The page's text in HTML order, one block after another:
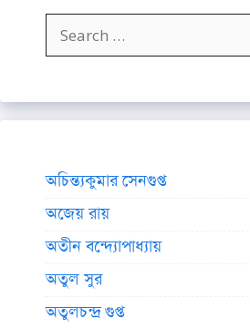
Search
for:
অচিন্ত্যকুমার সেনগুপ্ত
অজেয় রায়
অতীন বন্দ্যোপাধ্যায়
অতুল সুর
অতুলচন্দ্র গুপ্ত